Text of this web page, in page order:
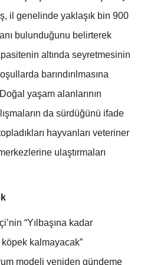
il genelinde yaklaşık bin 900
bulunduğunu belirterek
altında seyretmesinin
barındırılmasına
yaşam alanlarının
da sürdüğünü ifade
hayvanları veteriner
ulaştırmaları
“Yılbaşına kadar
kalmayacak”
modeli yeniden gündeme